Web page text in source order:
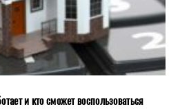
и кто сможет воспользоваться